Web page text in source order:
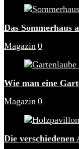
Das Sommerhaus
Magazin 0
Wie man eine
Magazin 0
Die